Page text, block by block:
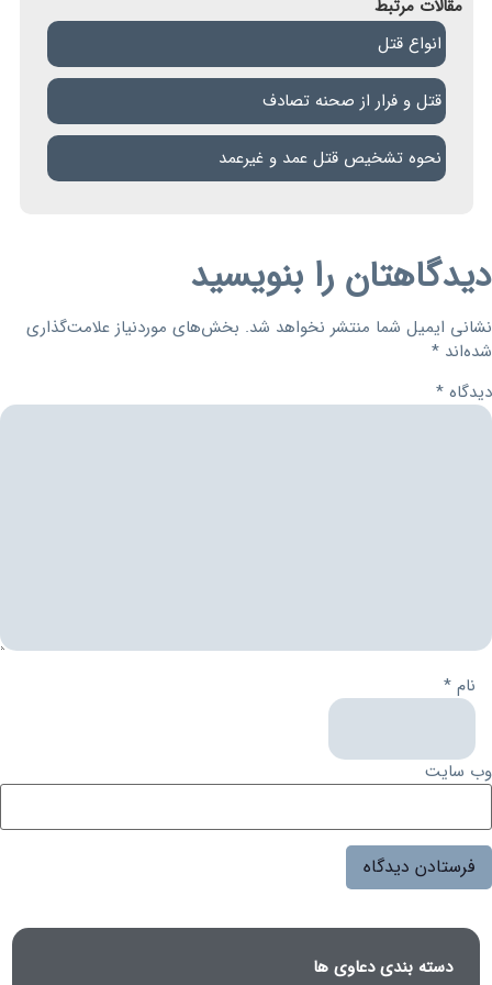
مقالات مرتبط
انواع قتل
قتل و فرار از صحنه تصادف
نحوه تشخیص قتل عمد و غیرعمد
دیدگاهتان را بنویسید
نشانی ایمیل شما منتشر نخواهد شد. بخش‌های موردنیاز علامت‌گذاری
شده‌اند *
دیدگاه *
نام *
وب‌ سایت
دسته بندی دعاوی ها